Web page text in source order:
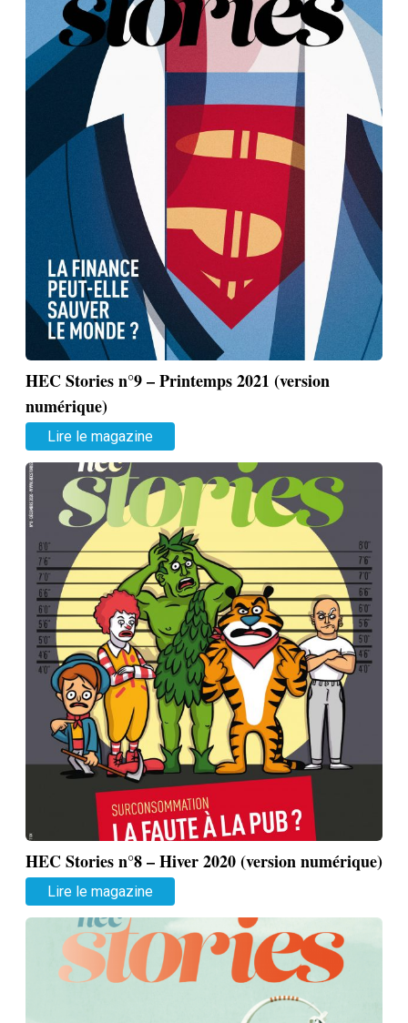
HEC Stories n°9 – Printemps 2021 (version
numérique)
Lire le magazine
HEC Stories n°8 – Hiver 2020 (version numérique)
Lire le magazine